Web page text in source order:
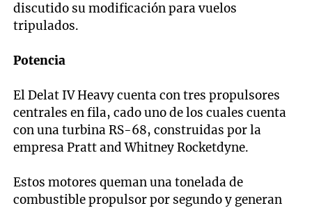
discutido su modificación para vuelos
tripulados.
Potencia
El Delat IV Heavy cuenta con tres propulsores
centrales en fila, cado uno de los cuales cuenta
con una turbina RS-68, construidas por la
empresa Pratt and Whitney Rocketdyne.
Estos motores queman una tonelada de
combustible propulsor por segundo y generan